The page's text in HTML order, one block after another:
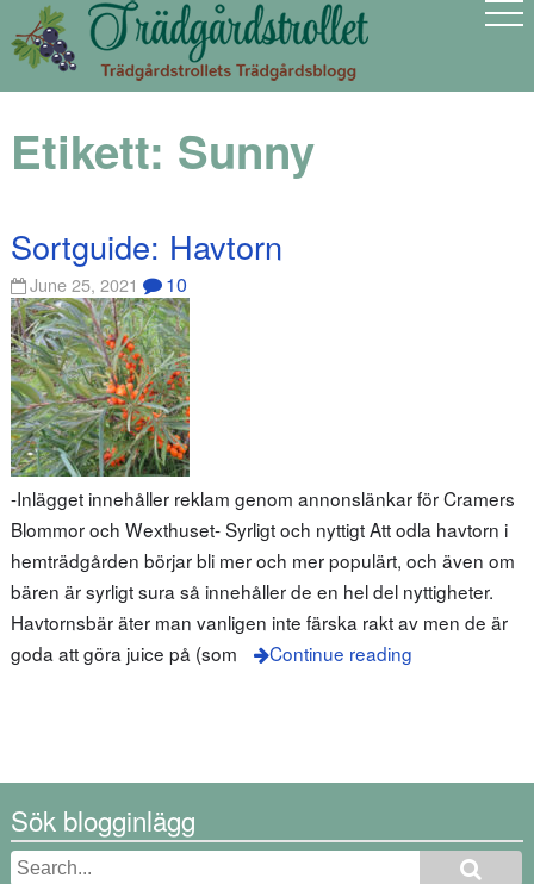
Etikett: Sunny
Sortguide: Havtorn
June 25, 2021 10
-Inlägget innehåller reklam genom annonslänkar för Cramers
Blommor och Wexthuset- Syrligt och nyttigt Att odla havtorn i
hemträdgården börjar bli mer och mer populärt, och även om
bären är syrligt sura så innehåller de en hel del nyttigheter.
Havtornsbär äter man vanligen inte färska rakt av men de är
goda att göra juice på (som
Continue reading
Sök blogginlägg